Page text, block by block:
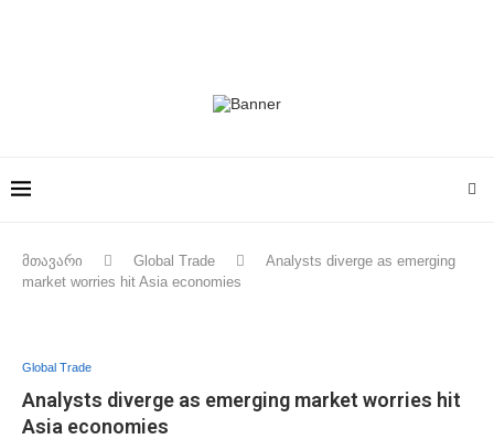
მთავარი Global Trade
Analysts diverge as emerging
market worries hit Asia economies
Global Trade
Analysts diverge as emerging market worries hit
Asia economies